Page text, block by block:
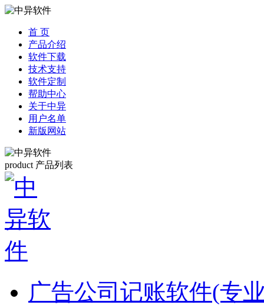
首 页
产品介绍
软件下载
技术支持
软件定制
帮助中心
关于中异
用户名单
新版网站
product 产品列表
广告公司记账软件(专